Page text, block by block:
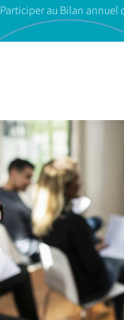
Participer au Bilan annuel